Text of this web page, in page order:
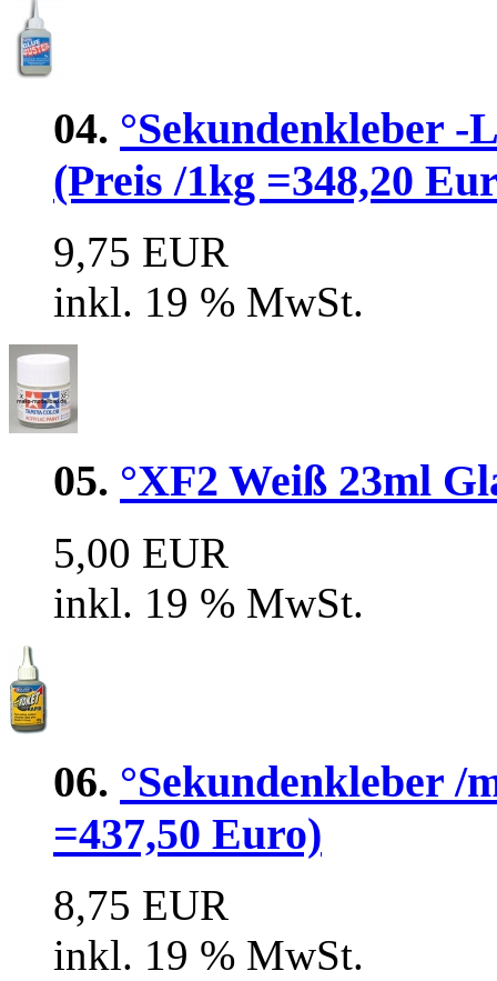
04. °Sekundenkleber
(Preis /1kg =348,20
9,75 EUR
inkl. 19 % MwSt.
05. °XF2 Weiß 23ml
5,00 EUR
inkl. 19 % MwSt.
06. °Sekundenkleber /
=437,50 Euro)
8,75 EUR
inkl. 19 % MwSt.